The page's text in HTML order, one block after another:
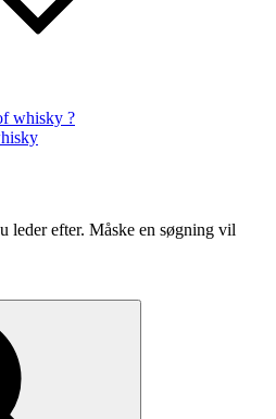
whisky ?
leder efter. Måske en søgning vil